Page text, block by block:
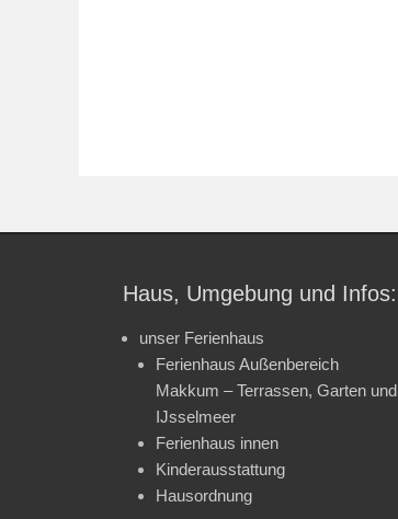
Haus, Umgebung und Infos:
unser Ferienhaus
Ferienhaus Außenbereich
Makkum – Terrassen, Garten und
IJsselmeer
Ferienhaus innen
Kinderausstattung
Hausordnung